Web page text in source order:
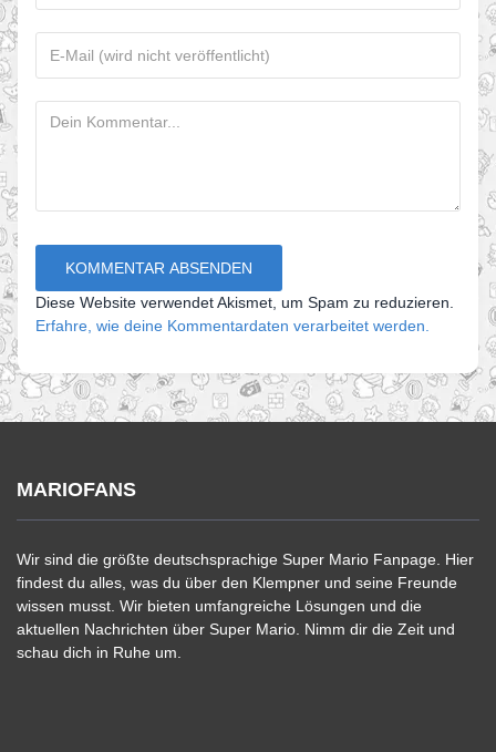
Diese Website verwendet Akismet, um Spam zu reduzieren.
Erfahre, wie deine Kommentardaten verarbeitet werden.
MARIOFANS
Wir sind die größte deutschsprachige Super Mario Fanpage. Hier
findest du alles, was du über den Klempner und seine Freunde
wissen musst. Wir bieten umfangreiche Lösungen und die
aktuellen Nachrichten über Super Mario. Nimm dir die Zeit und
schau dich in Ruhe um.